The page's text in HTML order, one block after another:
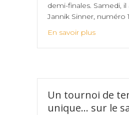
demi-finales. Samedi, il
Jannik Sinner, numéro
En savoir plus
Un tournoi de
unique… sur le